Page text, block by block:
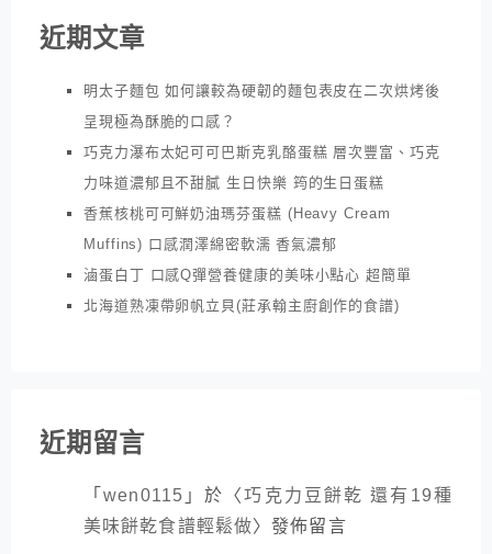
近期文章
明太子麵包 如何讓較為硬韌的麵包表皮在二次烘烤後
呈現極為酥脆的口感？
巧克力瀑布太妃可可巴斯克乳酪蛋糕 層次豐富、巧克
力味道濃郁且不甜膩 生日快樂 筠的生日蛋糕
香蕉核桃可可鮮奶油瑪芬蛋糕 (Heavy Cream
Muffins) 口感潤澤綿密軟濡 香氣濃郁
滷蛋白丁 口感Q彈營養健康的美味小點心 超簡單
北海道熟凍帶卵帆立貝(莊承翰主廚創作的食譜)
近期留言
「wen0115 」於〈巧克力豆餅乾 還有19種
美味餅乾食譜輕鬆做〉發佈留言